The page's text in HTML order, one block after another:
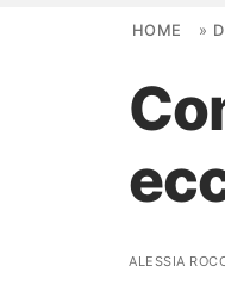
HOME »
ALESSIA